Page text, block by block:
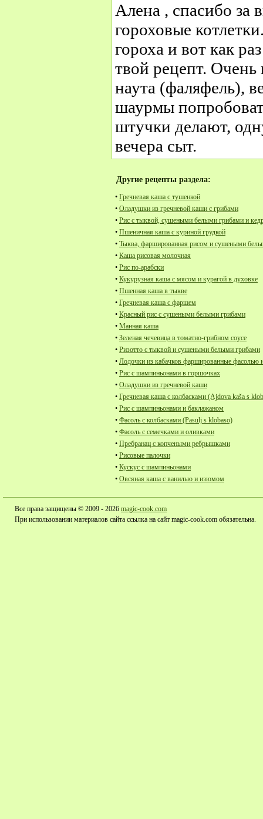
Алена , спасибо за
гороховые
гороха и вот как
твой рецепт. Очень
наута (фаляфель),
шаурмы
штучки делают,
вечера сыт.
Другие рецепты раздела:
• Гречневая каша с тушенкой
• Оладушки из гречневой каши с грибами
• Рис с тыквой, сушеными белыми грибами и
• Пшеничная каша с куриной грудкой
• Тыква, фаршированная рисом и сушеными
• Каша рисовая молочная
• Рис по-арабски
• Кукурузная каша с мясом и курагой в духовке
• Пшенная каша в тыкве
• Гречневая каша с фаршем
• Красный рис с сушеными белыми грибами
• Манная каша
• Зеленая чечевица в томатно-грибном соусе
• Ризотто с тыквой и сушеными белыми грибами
• Лодочки из кабачков фаршированные фасолью
• Рис с шампиньонами в горшочках
• Оладушки из гречневой каши
• Гречневая каша с колбасками (Ajdova kaša s
• Рис с шампиньонами и баклажаном
• Фасоль с колбасками (Pasulj s klobaso)
• Фасоль с семечками и оливками
• Пребранац с копчеными ребрышками
• Рисовые палочки
• Кускус с шампиньонами
• Овсяная каша с ванилью и изюмом
Все права защищены © 2009 - 2026 magic-cook.com
При использовании материалов сайта ссылка на сайт magic-cook.com обязательна.